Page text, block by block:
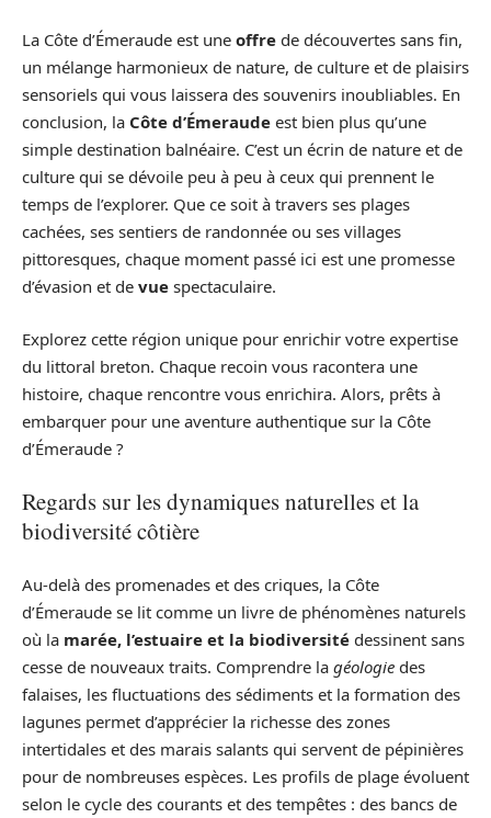
La Côte d’Émeraude est une offre de découvertes sans fin,
un mélange harmonieux de nature, de culture et de plaisirs
sensoriels qui vous laissera des souvenirs inoubliables. En
conclusion, la Côte d’Émeraude est bien plus qu’une
simple destination balnéaire. C’est un écrin de nature et de
culture qui se dévoile peu à peu à ceux qui prennent le
temps de l’explorer. Que ce soit à travers ses plages
cachées, ses sentiers de randonnée ou ses villages
pittoresques, chaque moment passé ici est une promesse
d’évasion et de vue spectaculaire.
Explorez cette région unique pour enrichir votre expertise
du littoral breton. Chaque recoin vous racontera une
histoire, chaque rencontre vous enrichira. Alors, prêts à
embarquer pour une aventure authentique sur la Côte
d’Émeraude ?
Regards sur les dynamiques naturelles et la
biodiversité côtière
Au-delà des promenades et des criques, la Côte
d’Émeraude se lit comme un livre de phénomènes naturels
où la marée, l’estuaire et la biodiversité dessinent sans
cesse de nouveaux traits. Comprendre la géologie des
falaises, les fluctuations des sédiments et la formation des
lagunes permet d’apprécier la richesse des zones
intertidales et des marais salants qui servent de pépinières
pour de nombreuses espèces. Les profils de plage évoluent
selon le cycle des courants et des tempêtes : des bancs de